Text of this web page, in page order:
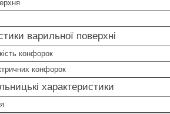
варильної поверхні
конфорок
конфорок
характеристики